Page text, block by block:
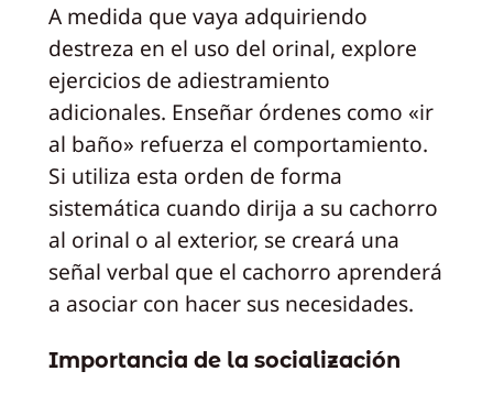
A medida que vaya adquiriendo
destreza en el uso del orinal, explore
ejercicios de adiestramiento
adicionales. Enseñar órdenes como «ir
al baño» refuerza el comportamiento.
Si utiliza esta orden de forma
sistemática cuando dirija a su cachorro
al orinal o al exterior, se creará una
señal verbal que el cachorro aprenderá
a asociar con hacer sus necesidades.
Importancia de la socialización